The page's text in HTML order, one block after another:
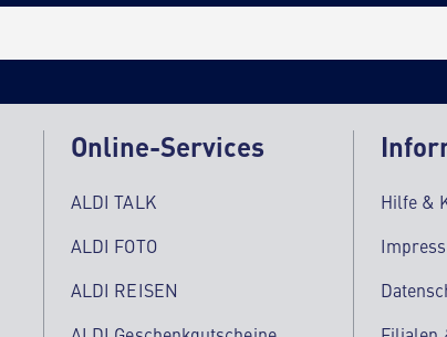
Online-Services
ALDI TALK
ALDI FOTO
ALDI REISEN
Hilfe &